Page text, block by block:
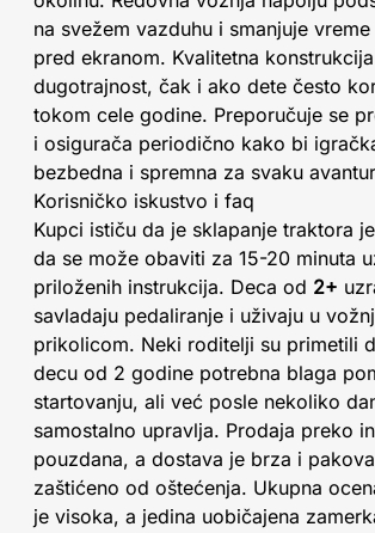
na svežem vazduhu i smanjuje
pred ekranom. Kvalitetna
dugotrajnost, čak i ako dete često
tokom cele godine. Preporučuje se
i osigurača periodično kako bi
bezbedna i spremna za svaku
Korisničko iskustvo i faq
Kupci ističu da je sklapanje traktora
da se može obaviti za 15-20 minuta
priloženih instrukcija. Deca od 2+
savladaju pedaliranje i uživaju u
prikolicom. Neki roditelji su primetili
decu od 2 godine potrebna blaga
startovanju, ali već posle nekoliko
samostalno upravlja. Prodaja preko
pouzdana, a dostava je brza i
zaštićeno od oštećenja. Ukupna
je visoka, a jedina uobičajena